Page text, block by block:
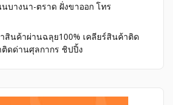
บางนา-ตราด ฝั่งขาออก โทร
สินค้าผ่านฉลุย100% เคลียร์สินค้าติด
ดด่านศุลกากร ชิปปิ้ง